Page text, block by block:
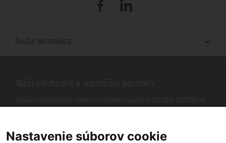
FacebookLinkedIn
ĎALŠIE INFORMÁCIE
Nastavenie súborov cookie